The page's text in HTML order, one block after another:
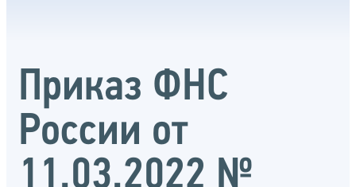
Приказ ФНС
России от
11.03.2022 №